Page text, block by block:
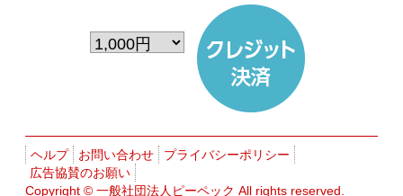
ヘルプ お問い合わせ
プライバシーポリシー
広告協賛のお願い
Copyright ©一般社団法人ピーペック All rights reserved.